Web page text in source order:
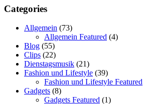
Categories
Allgemein (73)
Allgemein Featured (4)
Blog (55)
Clips (22)
Dienstagsmusik (21)
Fashion und Lifestyle (39)
Fashion und Lifestyle Featured
Gadgets (8)
Gadgets Featured (1)